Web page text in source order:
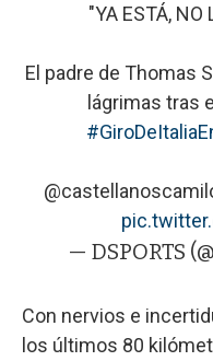
"YA ESTÁ, NO
El padre de Thomas
lágrimas tras
— DSPORTS
Con nervios e
los últimos 80